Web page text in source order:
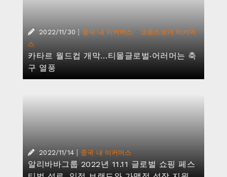
2022/11/30 | 중국 내 이커머스 · 크로스보더 이커머
스
카타르 월드컵 개막…티몰글로벌‧어러머는 축
구 열풍
2022/11/14 | 중국 내 이커머스
알리바바그룹 2022년 11.11 글로벌 쇼핑 페스